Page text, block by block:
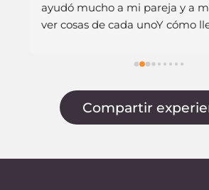
ayudó mucho a mi pareja y a
ver cosas de cada unoY cómo
Compartir